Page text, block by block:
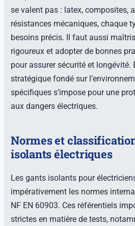
se valent pas : latex, composites,
résistances mécaniques, chaque
besoins précis. Il faut aussi
rigoureux et adopter de bonnes
pour assurer sécurité et longévité.
stratégique fondé sur
spécifiques s’impose pour une
aux dangers électriques.
Normes et
isolants électriques
Les gants isolants pour
impérativement les normes
NF EN 60903. Ces référentiels
strictes en matière de tests,